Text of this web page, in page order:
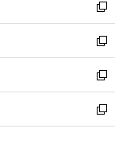
く
で
開
く
ド
ウ
で
開
く
ィ
ン
ド
ウ
で
開
く
い
ウ
ィ
ン
ド
ウ
で
開
新
し
い
ウ
ィ
ン
ド
ウ
新
し
い
ウ
ィ
ン
新
し
い
ウ
新
し